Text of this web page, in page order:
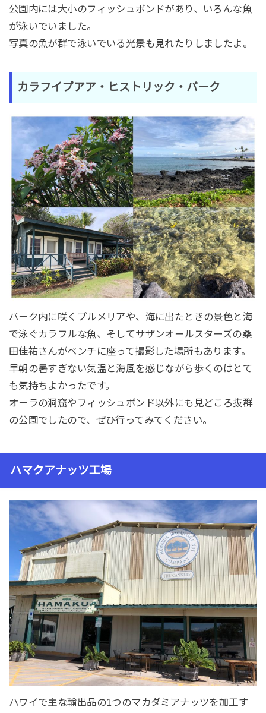
公園内には大小のフィッシュボンドがあり、いろんな魚
が泳いでいました。
写真の魚が群で泳いでいる光景も見れたりしましたよ。
カラフイプアア・ヒストリック・パーク
パーク内に咲くプルメリアや、海に出たときの景色と海
で泳ぐカラフルな魚、そしてサザンオールスターズの桑
田佳祐さんがベンチに座って撮影した場所もあります。
早朝の暑すぎない気温と海風を感じながら歩くのはとて
も気持ちよかったです。
オーラの洞窟やフィッシュボンド以外にも見どころ抜群
の公園でしたので、ぜひ行ってみてください。
ハマクアナッツ工場
ハワイで主な輸出品の1つのマカダミアナッツを加工す